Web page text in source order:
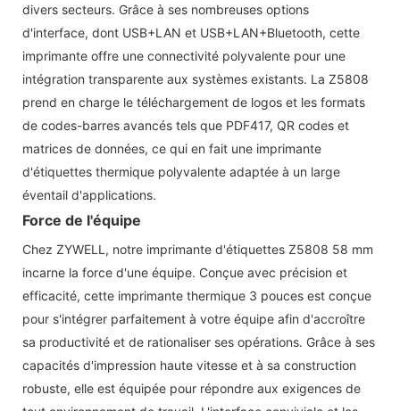
divers secteurs. Grâce à ses nombreuses options
d'interface, dont USB+LAN et USB+LAN+Bluetooth, cette
imprimante offre une connectivité polyvalente pour une
intégration transparente aux systèmes existants. La Z5808
prend en charge le téléchargement de logos et les formats
de codes-barres avancés tels que PDF417, QR codes et
matrices de données, ce qui en fait une imprimante
d'étiquettes thermique polyvalente adaptée à un large
éventail d'applications.
Force de l'équipe
Chez ZYWELL, notre imprimante d'étiquettes Z5808 58 mm
incarne la force d'une équipe. Conçue avec précision et
efficacité, cette imprimante thermique 3 pouces est conçue
pour s'intégrer parfaitement à votre équipe afin d'accroître
sa productivité et de rationaliser ses opérations. Grâce à ses
capacités d'impression haute vitesse et à sa construction
robuste, elle est équipée pour répondre aux exigences de